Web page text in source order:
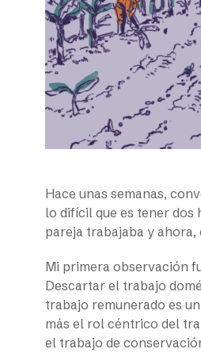
Hace unas semanas,
lo difícil que es tener dos
pareja trabajaba y
Mi primera observación
Descartar el trabajo
trabajo remunerado es
más el rol céntrico del
el trabajo de